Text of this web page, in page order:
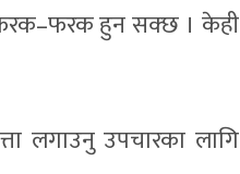
फरक–फरक हुन सक्छ । केही
लगाउनु उपचारका लागि